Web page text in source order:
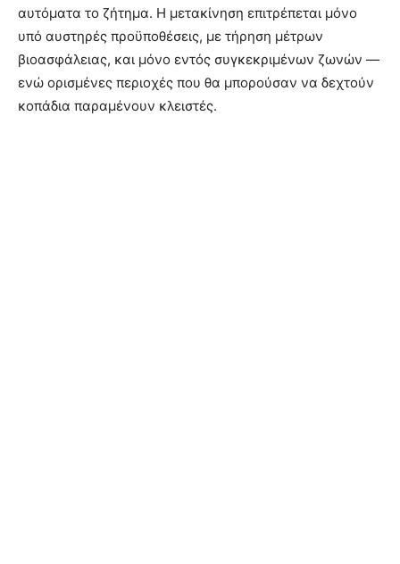
αυτόματα το ζήτημα. Η μετακίνηση επιτρέπεται μόνο
υπό αυστηρές προϋποθέσεις, με τήρηση μέτρων
βιοασφάλειας, και μόνο εντός συγκεκριμένων ζωνών —
ενώ ορισμένες περιοχές που θα μπορούσαν να δεχτούν
κοπάδια παραμένουν κλειστές.